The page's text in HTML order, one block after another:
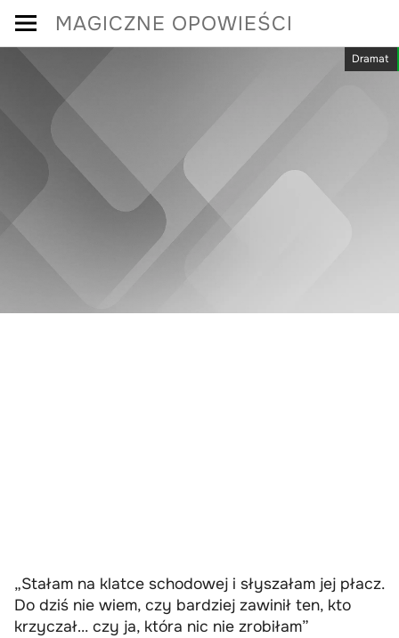
Skip
MAGICZNE OPOWIEŚCI
Dramat
„Stałam na klatce schodowej i słyszałam jej płacz.
Do dziś nie wiem, czy bardziej zawinił ten, kto
krzyczał… czy ja, która nic nie zrobiłam”